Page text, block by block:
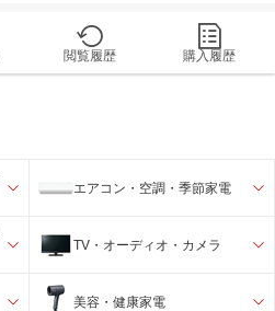
閲覧履歴 購入履歴
エアコン・空調・季節家電
TV・オーディオ・カメラ
美容・健康家電